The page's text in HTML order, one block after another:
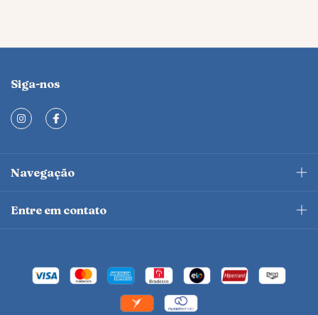
Siga-nos
Navegação
Entre em contato